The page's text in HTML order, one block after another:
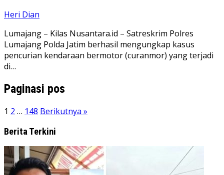
Heri Dian
Lumajang – Kilas Nusantara.id – Satreskrim Polres
Lumajang Polda Jatim berhasil mengungkap kasus
pencurian kendaraan bermotor (curanmor) yang terjadi
di…
Paginasi pos
1 2 … 148 Berikutnya »
Berita Terkini